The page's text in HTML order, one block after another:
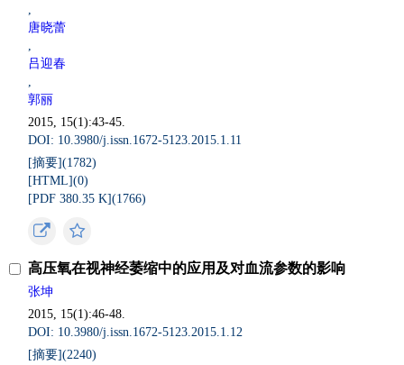
,
唐晓蕾
,
吕迎春
,
郭丽
2015, 15(1):43-45.
DOI: 10.3980/j.issn.1672-5123.2015.1.11
[摘要](1782)
[HTML](0)
[PDF 380.35 K](1766)
高压氧在视神经萎缩中的应用及对血流参数的影响
张坤
2015, 15(1):46-48.
DOI: 10.3980/j.issn.1672-5123.2015.1.12
[摘要](2240)